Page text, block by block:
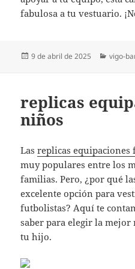
fabulosa a tu vestuario.
Publicado
9 de abril de 2025 vigo-
replicas
niños
Lasreplicas
muy populares entre los
familias. Pero, ¿por qué
excelente opción para
futbolistas? Aquí te
saber para elegir la
tu hijo.